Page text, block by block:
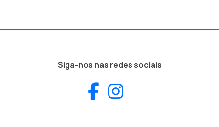
Siga-nos nas redes sociais
Facebook